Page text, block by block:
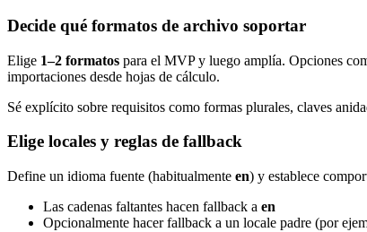
Decide qué formatos de archivo soportar
Elige 1–2 formatos para el MVP y luego amplía. Opciones
importaciones desde hojas de cálculo.
Sé explícito sobre requisitos como formas plurales, claves
Elige locales y reglas de fallback
Define un idioma fuente (habitualmente en) y establece
Las cadenas faltantes hacen fallback a en
Opcionalmente hacer fallback a un locale padre (por